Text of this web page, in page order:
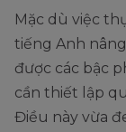
Mặc dù việc
tiếng Anh
được các bậc
cần thiết lập
Điều này vừa